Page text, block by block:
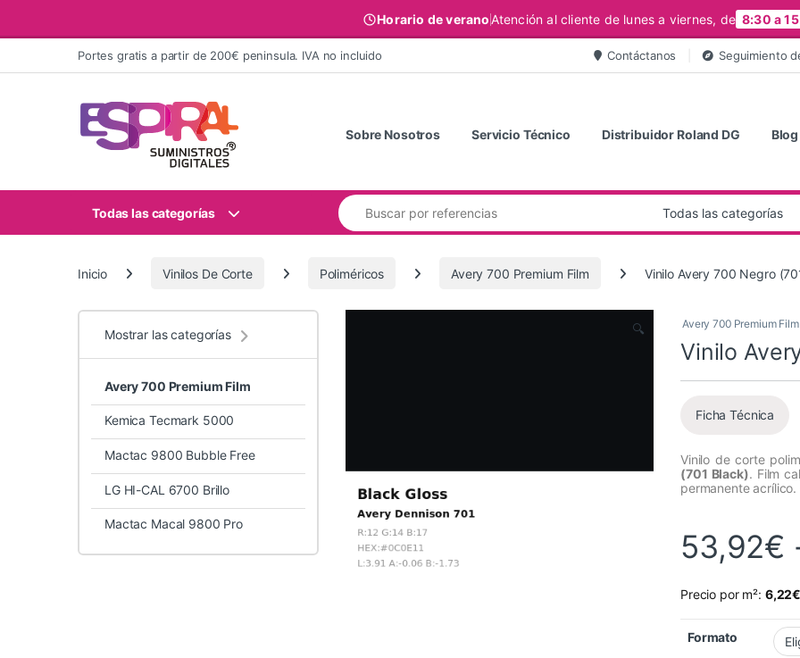
Horario de veranoAtención al cliente de lunes a viernes, de 8:30 a
Ir al contenidoPortes gratis a partir de 200€ peninsula. IVA no incluido Contáctanos Seguimiento
Sobre Nosotros Servicio Técnico Distribuidor Roland DG Blog
Todas las categorías
Buscar:
Inicio Vinilos De Corte Poliméricos Avery 700 Premium Film Vinilo Avery 700 Negro
🔍 Avery 700 Premium Film
Vinilo
Ficha Técnica
Vinilo de corte
(701 Black). Film
permanente
53,92€
Precio por m²: 6,22€
Formato
Mostrar las categorías
Avery 700 Premium Film
Kemica Tecmark 5000
Mactac 9800 Bubble Free
LG HI-CAL 6700 Brillo
Mactac Macal 9800 Pro